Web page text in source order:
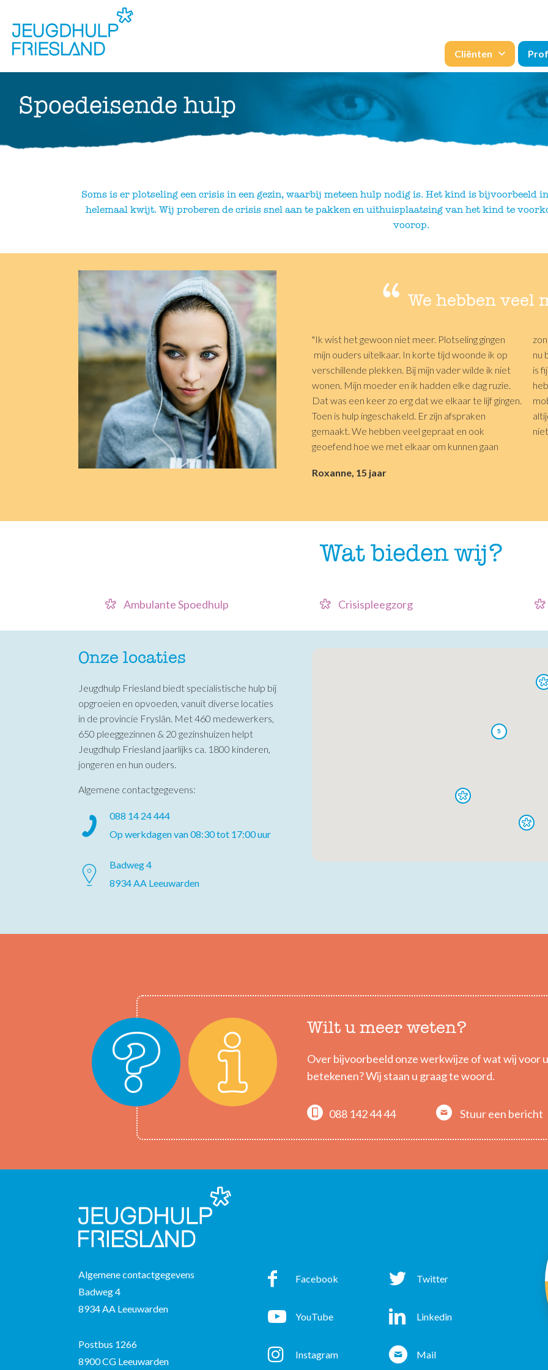
main
navigation
main
content
Cliënten
Spoedeisende hulp
Soms is er plotseling een crisis in een gezin, waarbij meteen hulp nodig is. Het kind is bijvoorbeeld
helemaal kwijt. Wij proberen de crisis snel aan te pakken en uithuisplaatsing van het kind te
voorop.
We hebben veel
"Ik wist het gewoon niet meer. Plotseling gingen
mijn ouders uitelkaar. In korte tijd woonde ik op
verschillende plekken. Bij mijn vader wilde ik niet
wonen. Mijn moeder en ik hadden elke dag ruzie.
Dat was een keer zo erg dat we elkaar te lijf gingen.
Toen is hulp ingeschakeld. Er zijn afspraken
gemaakt. We hebben veel gepraat en ook
geoefend hoe we met elkaar om kunnen gaan
zonder ruzie te maken. Met mijn moeder gaat het
nu beter. Ik weet beter wat ik aan haar heb. En het
is fijn dat er iemand is als ik uit school kom. We
hebben veel minder ruzie. Ik moet 's avonds mijn
mobiel beneden laten als ik ga slapen. En ik moet
altijd zeggen waar ik naar toe ga. Maar dat vind ik
Roxanne, 15 jaar
Wat bieden wij?
Ambulante Spoedhulp Crisispleegzorg
Onze locaties
Jeugdhulp Friesland biedt specialistische hulp bij
opgroeien en opvoeden, vanuit diverse locaties
in de provincie Fryslân. Met 460 medewerkers,
650 pleeggezinnen & 20 gezinshuizen helpt
Jeugdhulp Friesland jaarlijks ca. 1800 kinderen,
jongeren en hun ouders.
Algemene contactgegevens:
088 14 24 444
Op werkdagen van 08:30 tot 17:00 uur
Badweg 4
8934 AA Leeuwarden
5
Wilt u meer weten?
Over bijvoorbeeld onze werkwijze of wat wij voor
betekenen? Wij staan u graag te woord.
088 142 44 44 Stuur een bericht
Algemene contactgegevens
Badweg 4
8934 AA Leeuwarden
Postbus 1266
8900 CG Leeuwarden
Facebook
Facebook Twitter
Twitter
YouTube
YouTube Linkedin
Linkedin
Instagram
Instagram Mail
Mail